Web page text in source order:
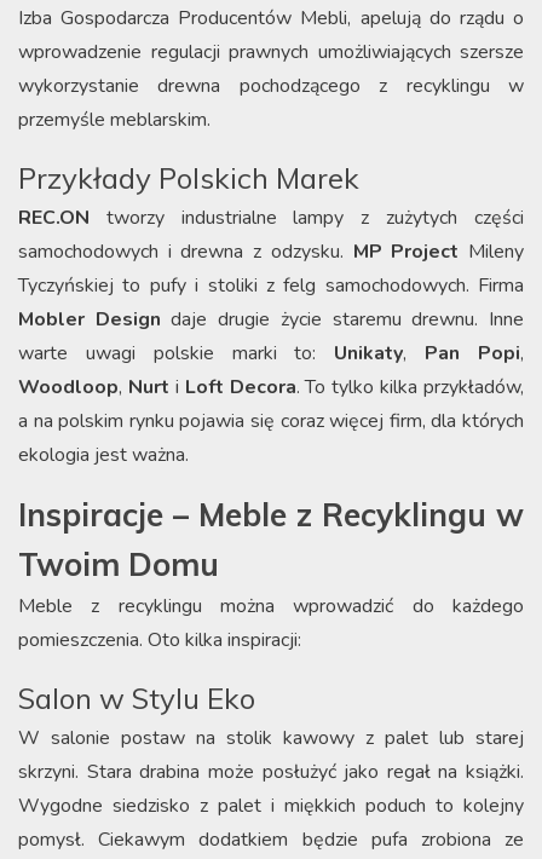
Izba Gospodarcza Producentów Mebli, apelują do rządu o
wprowadzenie regulacji prawnych umożliwiających szersze
wykorzystanie drewna pochodzącego z recyklingu w
przemyśle meblarskim.
Przykłady Polskich Marek
REC.ON tworzy industrialne lampy z zużytych części
samochodowych i drewna z odzysku. MP Project Mileny
Tyczyńskiej to pufy i stoliki z felg samochodowych. Firma
Mobler Design daje drugie życie staremu drewnu. Inne
warte uwagi polskie marki to: Unikaty, Pan Popi,
Woodloop, Nurt i Loft Decora. To tylko kilka przykładów,
a na polskim rynku pojawia się coraz więcej firm, dla których
ekologia jest ważna.
Inspiracje – Meble z Recyklingu w
Twoim Domu
Meble z recyklingu można wprowadzić do każdego
pomieszczenia. Oto kilka inspiracji:
Salon w Stylu Eko
W salonie postaw na stolik kawowy z palet lub starej
skrzyni. Stara drabina może posłużyć jako regał na książki.
Wygodne siedzisko z palet i miękkich poduch to kolejny
pomysł. Ciekawym dodatkiem będzie pufa zrobiona ze